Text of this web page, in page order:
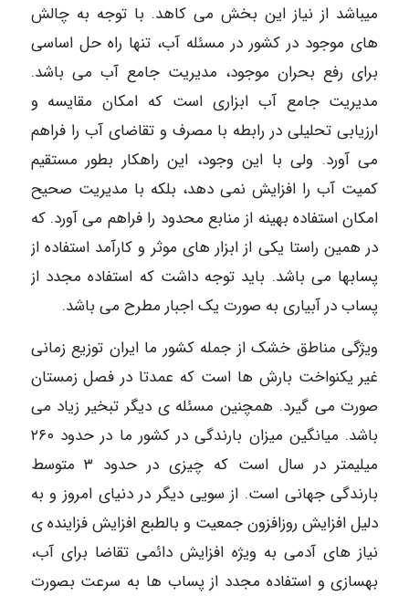
میباشد از نیاز این بخش می کاهد. با توجه به چالش
های موجود در کشور در مسئله آب، تنها راه حل اساسی
برای رفع بحران موجود، مدیریت جامع آب می باشد.
مدیریت جامع آب ابزاری است که امکان مقایسه و
ارزیابی تحلیلی در رابطه با مصرف و تقاضای آب را فراهم
می آورد. ولی با این وجود، این راهکار بطور مستقیم
کمیت آب را افزایش نمی دهد، بلکه با مدیریت صحیح
امکان استفاده بهینه از منابع محدود را فراهم می آورد. که
در همین راستا یکی از ابزار های موثر و کارآمد استفاده از
پسابها می باشد. باید توجه داشت که استفاده مجدد از
پساب در آبیاری به صورت یک اجبار مطرح می باشد.
ویژگی مناطق خشک از جمله کشور ما ایران توزیع زمانی
غیر یکنواخت بارش ها است که عمدتا در فصل زمستان
صورت می گیرد. همچنین مسئله ی دیگر تبخیر زیاد می
باشد. میانگین میزان بارندگی در کشور ما در حدود ۲۶۰
میلیمتر در سال است که چیزی در حدود ۳ متوسط
بارندگی جهانی است. از سویی دیگر در دنیای امروز و به
دلیل افزایش روزافزون جمعیت و بالطبع افزایش فزاینده ی
نیاز های آدمی به ویژه افزایش دائمی تقاضا برای آب،
بهسازی و استفاده مجدد از پساب ها به سرعت بصورت